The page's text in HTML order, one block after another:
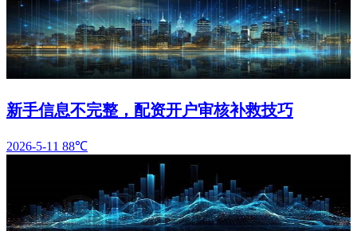
新手信息不完整，配资开户审核补救技巧
2026-5-11 88℃